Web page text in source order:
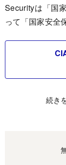
Securityは「国
って「国家安全
続き